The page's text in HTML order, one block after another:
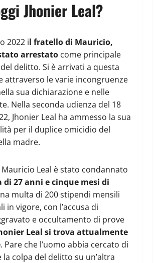
Jhonier Leal?
2022 il fratello di Mauricio,
arrestato come principale
delitto. Si è arrivati a questa
attraverso le varie incongruenze
sua dichiarazione e nelle
Nella seconda udienza del 18
Jhonier Leal ha ammesso la sua
per il duplice omicidio del
madre.
Leal è stato condannato
di 27 anni e cinque mesi di
multa di 200 stipendi mensili
in vigore, con l’accusa di
e occultamento di prove
Leal si trova attualmente
. Pare che l’uomo abbia cercato di
colpa del delitto su un’altra